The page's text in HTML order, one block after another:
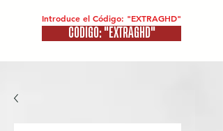
Introduce el Código: "EXTRAGHD"
CÓDIGO: "EXTRAGHD"